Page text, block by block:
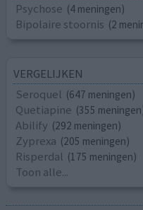
Psychose (4 meningen)
Bipolaire stoornis (2
VERGELIJKEN
Seroquel (647 meningen)
Quetiapine (355
Abilify (292 meningen)
Zyprexa (205 meningen)
Risperdal (175 meningen)
Toon alle...